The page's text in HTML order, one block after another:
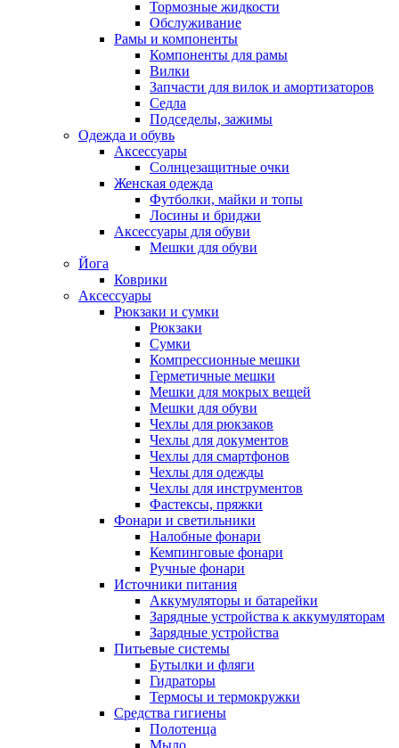
Тормозные жидкости
Обслуживание
Рамы и компоненты
Компоненты для рамы
Вилки
Запчасти для вилок и амортизаторов
Седла
Подседелы, зажимы
Одежда и обувь
Аксессуары
Солнцезащитные очки
Женская одежда
Футболки, майки и топы
Лосины и бриджи
Аксессуары для обуви
Мешки для обуви
Йога
Коврики
Аксессуары
Рюкзаки и сумки
Рюкзаки
Сумки
Компрессионные мешки
Герметичные мешки
Мешки для мокрых вещей
Мешки для обуви
Чехлы для рюкзаков
Чехлы для документов
Чехлы для смартфонов
Чехлы для одежды
Чехлы для инструментов
Фастексы, пряжки
Фонари и светильники
Налобные фонари
Кемпинговые фонари
Ручные фонари
Источники питания
Аккумуляторы и батарейки
Зарядные устройства к аккумуляторам
Зарядные устройства
Питьевые системы
Бутылки и фляги
Гидраторы
Термосы и термокружки
Средства гигиены
Полотенца
Мыло